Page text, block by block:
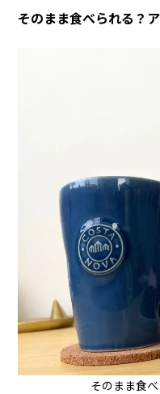
そのまま食べられる？
そのまま食